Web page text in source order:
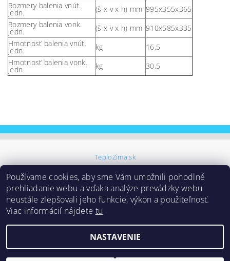
Rozmery balenia vnút.
jedn. (š x v x h) mm 995x355x365
Rozmery balenia vonk.
jedn. (š x v x h) mm 910x585x335
Hmotnosť balenia vnút.
jedn. kg
16,5
Hmotnosť balenia vonk.
jedn. kg 30,5
TeploZima.sk
Samoinštalačné klimatizácie, všetky práva vyhradené
cookies
Používame cookies, aby sme Vám umožnili pohodlné
prehliadanie webu a vďaka analýze prevádzky webu
neustále zlepšovali jeho funkcie, výkon a použiteľnosť.
Viac informácií nájdete tu
NASTAVENIE